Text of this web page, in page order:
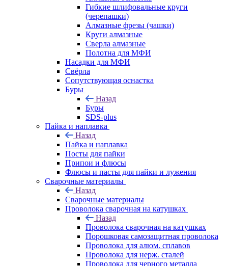
Гибкие шлифовальные круги
(черепашки)
Алмазные фрезы (чашки)
Круги алмазные
Сверла алмазные
Полотна для МФИ
Насадки для МФИ
Свёрла
Сопутствующая оснастка
Буры
Назад
Буры
SDS-plus
Пайка и наплавка
Назад
Пайка и наплавка
Посты для пайки
Припои и флюсы
Флюсы и пасты для пайки и лужения
Сварочные материалы
Назад
Сварочные материалы
Проволока сварочная на катушках
Назад
Проволока сварочная на катушках
Порошковая самозащитная проволока
Проволока для алюм. сплавов
Проволока для нерж. сталей
Проволока для черного металла